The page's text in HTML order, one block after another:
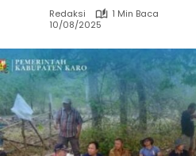
Redaksi
1 Min Baca
10/08/2025